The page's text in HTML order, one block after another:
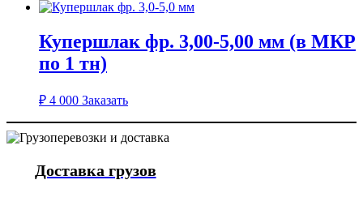
Купершлак фр. 3,00-5,00 мм (в МКР
по 1 тн)
₽ 4 000 Заказать
Доставка грузов